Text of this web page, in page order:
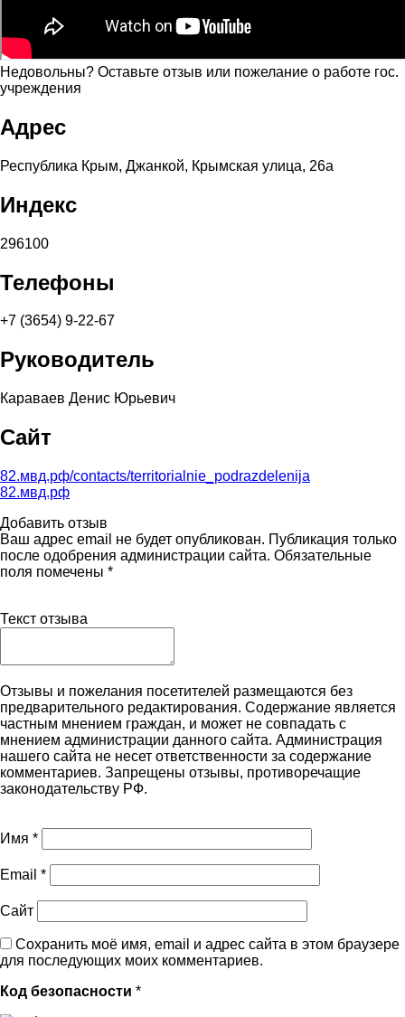
Недовольны? Оставьте отзыв или пожелание о работе гос.
учреждения
Адрес
Республика Крым, Джанкой, Крымская улица, 26а
Индекс
296100
Телефоны
+7 (3654) 9-22-67
Руководитель
Караваев Денис Юрьевич
Сайт
82.мвд.рф/contacts/territorialnie_podrazdelenija
82.мвд.рф
Добавить отзыв
Ваш адрес email не будет опубликован. Публикация только
после одобрения администрации сайта. Обязательные
поля помечены *
Текст отзыва
Отзывы и пожелания посетителей размещаются без
предварительного редактирования. Содержание является
частным мнением граждан, и может не совпадать с
мнением администрации данного сайта. Администрация
нашего сайта не несет ответственности за содержание
комментариев. Запрещены отзывы, противоречащие
законодательству РФ.
Имя *
Email *
Сайт
Сохранить моё имя, email и адрес сайта в этом браузере
для последующих моих комментариев.
Код безопасности *